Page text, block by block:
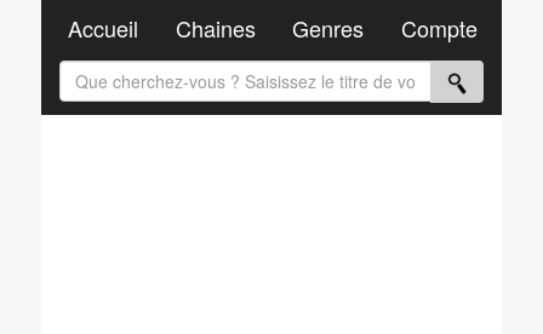
Accueil Chaines Genres Compte